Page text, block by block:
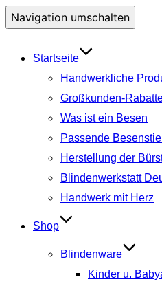
Navigation umschalten
Startseite
Handwerkliche
Großkunden-
Was ist ein Besen
Passende
Herstellung der
Blindenwerkstatt
Handwerk mit Herz
Shop
Blindenware
Kinder u.